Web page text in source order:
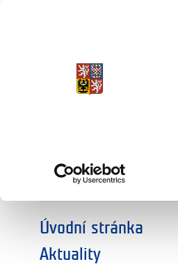
ZVOLTE SI OBLAST:
SOCIÁLNÍ DIALOG
Úvodní stránka
Aktuality